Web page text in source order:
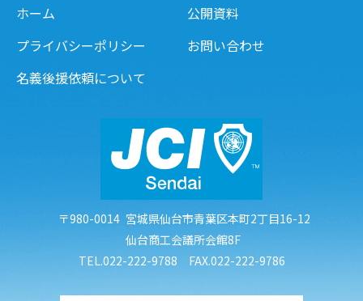
ホーム
プライバシーポリシー
名義後援依頼について
公開資料
お問い合わせ
〒980-0014 宮城県仙台市青葉区本町2丁目16-12
仙台商工会議所会館8F
TEL.022-222-9788 FAX.022-222-9786